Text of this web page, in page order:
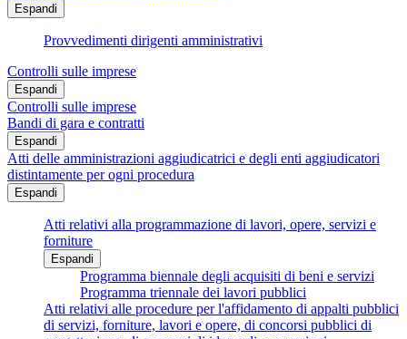
Espandi
Provvedimenti dirigenti amministrativi
Controlli sulle imprese
Espandi
Controlli sulle imprese
Bandi di gara e contratti
Espandi
Atti delle amministrazioni aggiudicatrici e degli enti aggiudicatori
distintamente per ogni procedura
Espandi
Atti relativi alla programmazione di lavori, opere, servizi e
forniture
Espandi
Programma biennale degli acquisiti di beni e servizi
Programma triennale dei lavori pubblici
Atti relativi alle procedure per l'affidamento di appalti pubblici
di servizi, forniture, lavori e opere, di concorsi pubblici di